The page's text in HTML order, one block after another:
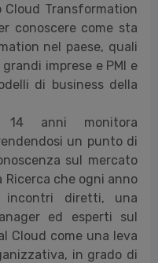
Cloud Transformation
conoscere come sta
nel paese, quali
imprese e PMI e
di business della
14 anni monitora
un punto di
sul mercato
che ogni anno
incontri diretti, una
ed esperti sul
Cloud come una leva
in grado di